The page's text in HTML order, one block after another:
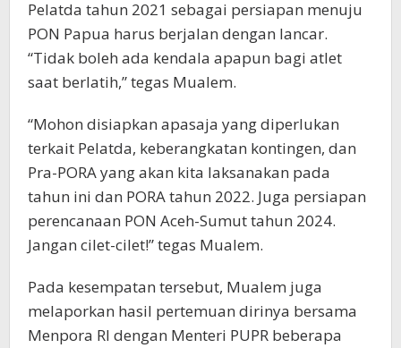
Pelatda tahun 2021 sebagai persiapan menuju
PON Papua harus berjalan dengan lancar.
“Tidak boleh ada kendala apapun bagi atlet
saat berlatih,” tegas Mualem.
“Mohon disiapkan apasaja yang diperlukan
terkait Pelatda, keberangkatan kontingen, dan
Pra-PORA yang akan kita laksanakan pada
tahun ini dan PORA tahun 2022. Juga persiapan
perencanaan PON Aceh-Sumut tahun 2024.
Jangan cilet-cilet!” tegas Mualem.
Pada kesempatan tersebut, Mualem juga
melaporkan hasil pertemuan dirinya bersama
Menpora RI dengan Menteri PUPR beberapa